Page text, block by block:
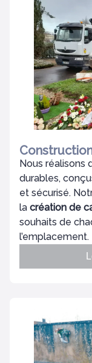
Nous réalisons
durables,
et sécurisé.
la création de
souhaits de
l’emplacement.